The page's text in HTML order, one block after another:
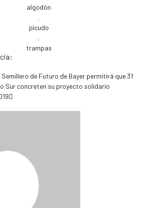
algodón
,
picudo
,
trampas
de Futuro de Bayer permitirá que 31
Sur concreten su proyecto solidario